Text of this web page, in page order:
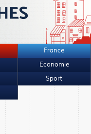
France
Economie
Sport